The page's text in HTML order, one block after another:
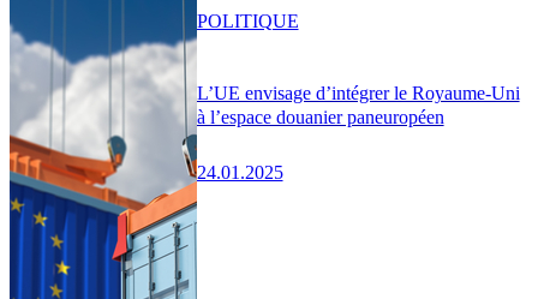
L’UE envisage d’intégrer le Royaume-Uni
à l’espace douanier paneuropéen
24.01.2025
POLITIQUE